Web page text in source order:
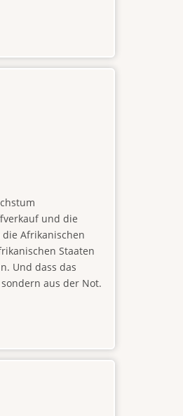
und die
Afrikanischen
Staaten
Und dass das
aus der Not.